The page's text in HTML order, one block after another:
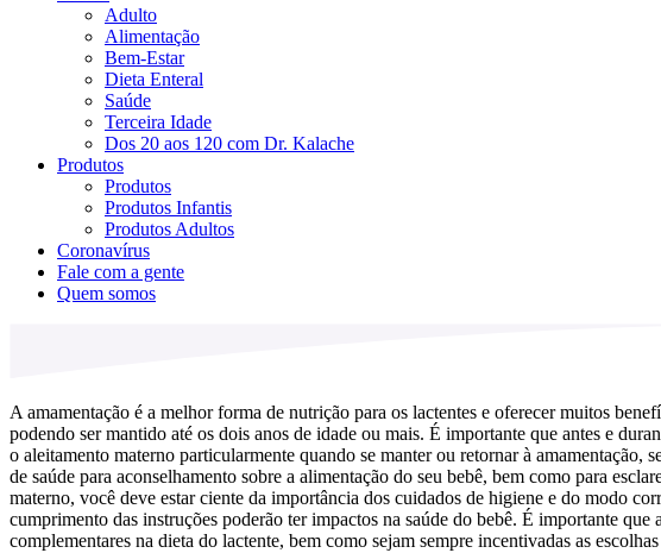
Adulto
Alimentação
Bem-Estar
Dieta Enteral
Saúde
Terceira Idade
Dos 20 aos 120 com Dr. Kalache
Produtos
Produtos
Produtos Infantis
Produtos Adultos
Coronavírus
Fale com a gente
Quem somos
A amamentação é a melhor forma de nutrição para os lactentes e oferecer muitos
podendo ser mantido até os dois anos de idade ou mais. É importante que antes e
o aleitamento materno particularmente quando se manter ou retornar à amamentação,
de saúde para aconselhamento sobre a alimentação do seu bebê, bem como para
materno, você deve estar ciente da importância dos cuidados de higiene e do modo
cumprimento das instruções poderão ter impactos na saúde do bebê. É importante
complementares na dieta do lactente, bem como sejam sempre incentivadas as